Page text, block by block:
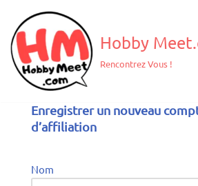
Aller
au
contenu
Hobby
Rencontrez Vous !
Enregistrer un nouveau
d’affiliation
Nom